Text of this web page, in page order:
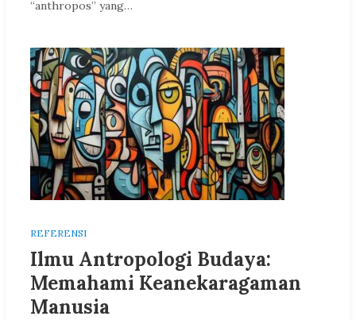
“anthropos” yang…
REFERENSI
Ilmu Antropologi Budaya:
Memahami Keanekaragaman
Manusia